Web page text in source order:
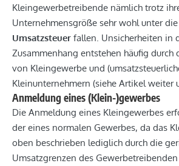
Kleingewerbetreibende nämlich trotz
Unternehmensgröße sehr wohl unter
Umsatzsteuer fallen. Unsicherheiten in
Zusammenhang entstehen häufig durch
von Kleingewerbe und
Kleinunternehmern (siehe Artikel weiter
Anmeldung eines (Klein-)gewerbes
Die Anmeldung eines Kleingewerbes
der eines normalen Gewerbes, da das
oben beschrieben lediglich durch die
Umsatzgrenzen des